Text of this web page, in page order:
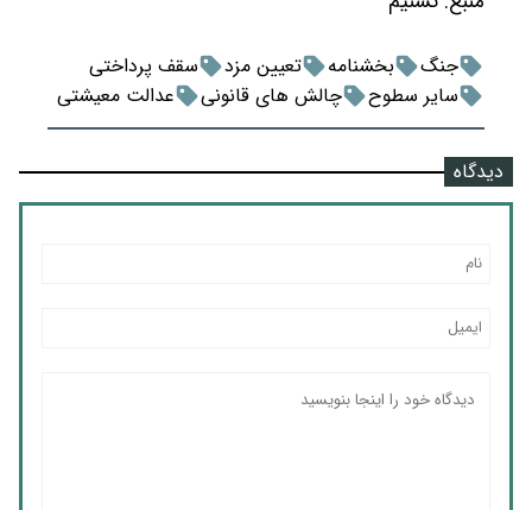
جنگ بخشنامه تعیین مزد
سقف پرداختی
سایر سطوح
چالش های قانونی عدالت معیشتی
دیدگاه